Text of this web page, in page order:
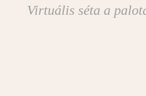
Virtuális séta a